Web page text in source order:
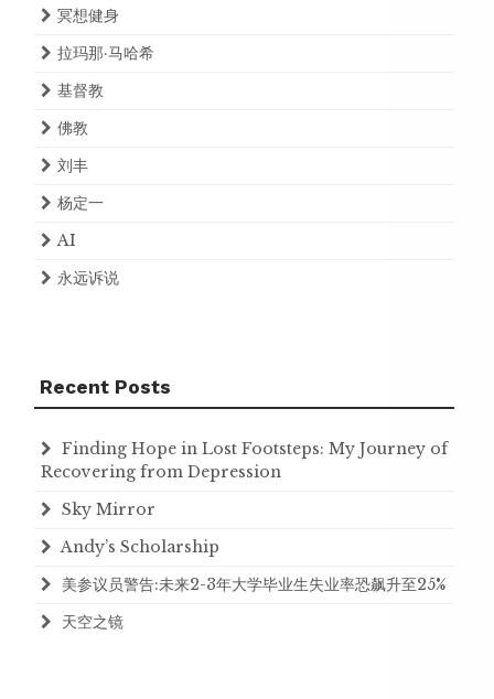
冥想健身
拉玛那·马哈希
基督教
佛教
刘丰
杨定一
AI
永远诉说
Recent Posts
Finding Hope in Lost Footsteps: My Journey of
Recovering from Depression
Sky Mirror
Andy’s Scholarship
美参议员警告:未来2-3年大学毕业生失业率恐飙升至25%
天空之镜